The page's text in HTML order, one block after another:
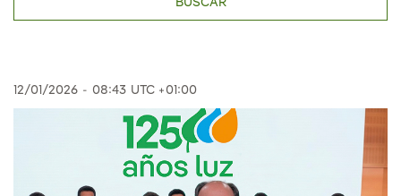
BUSCAR
12/01/2026 - 08:43 UTC +01:00